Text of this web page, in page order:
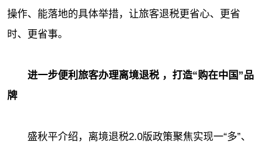
操作、能落地的具体举措，让旅客退税更省心、更省
时、更省事。
进一步便利旅客办理离境退税 ，打造“购在中国”品
牌
盛秋平介绍，离境退税2.0版政策聚焦实现一“多”、